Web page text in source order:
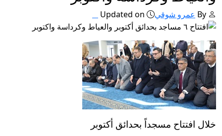
By عمرو شوقي Updated on
خلال افتتاح مسجداً بحدائق أكتوبر